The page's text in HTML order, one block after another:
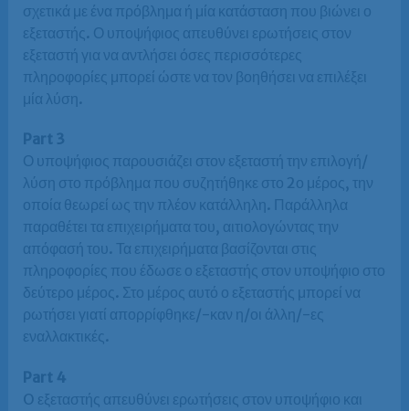
σχετικά με ένα πρόβλημα ή μία κατάσταση που βιώνει ο
εξεταστής. Ο υποψήφιος απευθύνει ερωτήσεις στον
εξεταστή για να αντλήσει όσες περισσότερες
πληροφορίες μπορεί ώστε να τον βοηθήσει να επιλέξει
μία λύση.
Part 3
Ο υποψήφιος παρουσιάζει στον εξεταστή την επιλογή/
λύση στο πρόβλημα που συζητήθηκε στο 2ο μέρος, την
οποία θεωρεί ως την πλέον κατάλληλη. Παράλληλα
παραθέτει τα επιχειρήματα του, αιτιολογώντας την
απόφασή του. Τα επιχειρήματα βασίζονται στις
πληροφορίες που έδωσε ο εξεταστής στον υποψήφιο στο
δεύτερο μέρος. Στο μέρος αυτό ο εξεταστής μπορεί να
ρωτήσει γιατί απορρίφθηκε/-καν η/οι άλλη/-ες
εναλλακτικές.
Part 4
O εξεταστής απευθύνει ερωτήσεις στον υποψήφιο και